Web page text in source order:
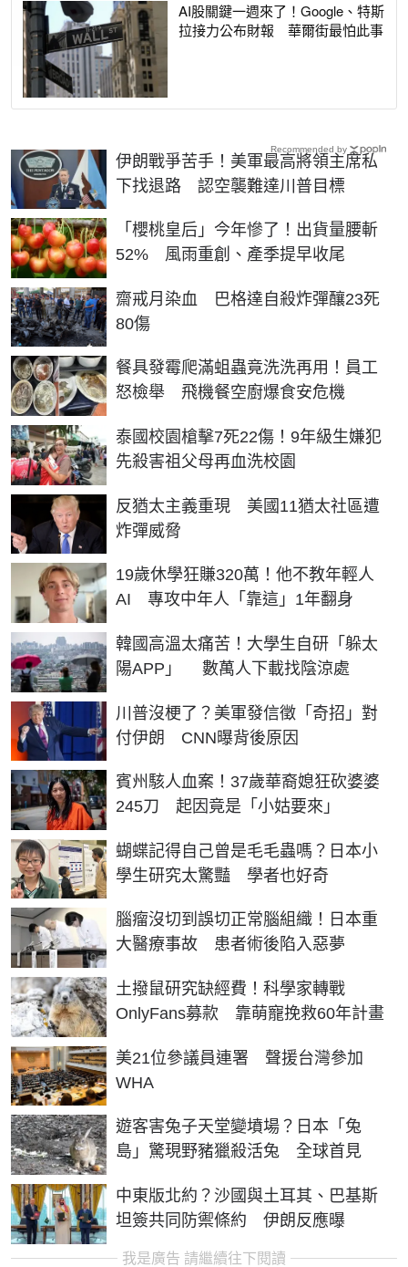
AI股關鍵一週來了！Google、特斯
拉接力公布財報 華爾街最怕此事
伊朗戰爭苦手！美軍最高將領主席私
下找退路 認空襲難達川普目標
「櫻桃皇后」今年慘了！出貨量腰斬
52% 風雨重創、產季提早收尾
齋戒月染血 巴格達自殺炸彈釀23死
80傷
餐具發霉爬滿蛆蟲竟洗洗再用！員工
怒檢舉 飛機餐空廚爆食安危機
泰國校園槍擊7死22傷！9年級生嫌犯
先殺害祖父母再血洗校園
反猶太主義重現 美國11猶太社區遭
炸彈威脅
19歲休學狂賺320萬！他不教年輕人
AI 專攻中年人「靠這」1年翻身
韓國高溫太痛苦！大學生自研「躲太
陽APP」 數萬人下載找陰涼處
川普沒梗了？美軍發信徵「奇招」對
付伊朗 CNN曝背後原因
賓州駭人血案！37歲華裔媳狂砍婆婆
245刀 起因竟是「小姑要來」
蝴蝶記得自己曾是毛毛蟲嗎？日本小
學生研究太驚豔 學者也好奇
腦瘤沒切到誤切正常腦組織！日本重
大醫療事故 患者術後陷入惡夢
土撥鼠研究缺經費！科學家轉戰
OnlyFans募款 靠萌寵挽救60年計畫
美21位參議員連署 聲援台灣參加
WHA
遊客害兔子天堂變墳場？日本「兔
島」驚現野豬獵殺活兔 全球首見
中東版北約？沙國與土耳其、巴基斯
坦簽共同防禦條約 伊朗反應曝
Recommended by
我是廣告 請繼續往下閱讀